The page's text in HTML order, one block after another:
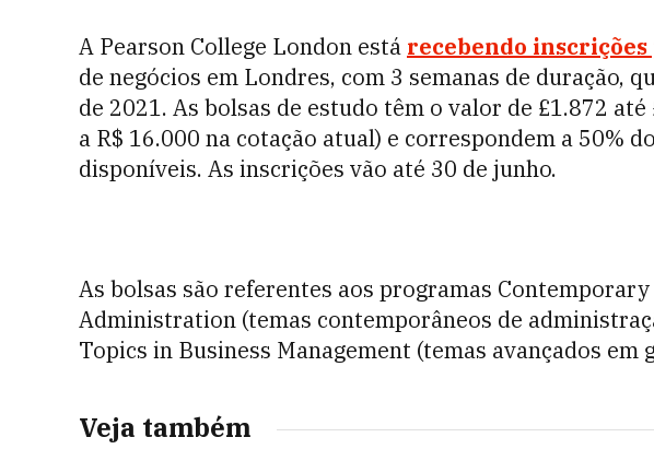
A Pearson College London está recebendo inscrições
de negócios em Londres, com 3 semanas de duração,
de 2021. As bolsas de estudo têm o valor de £1.872 até
a R$ 16.000 na cotação atual) e correspondem a 50%
disponíveis. As inscrições vão até 30 de junho.
As bolsas são referentes aos programas
Administration (temas contemporâneos de
Topics in Business Management (temas avançados em
Veja também